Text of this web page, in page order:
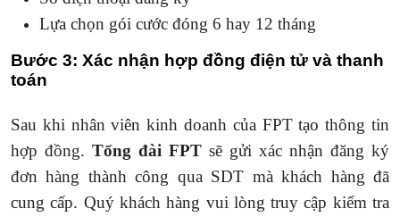
Lựa chọn gói cước đóng 6 hay 12 tháng
Bước 3: Xác nhận hợp đồng điện tử và thanh
toán
Sau khi nhân viên kinh doanh của FPT tạo thông tin
hợp đồng. Tổng đài FPT sẽ gửi xác nhận đăng ký
đơn hàng thành công qua SDT mà khách hàng đã
cung cấp. Quý khách hàng vui lòng truy cập kiểm tra